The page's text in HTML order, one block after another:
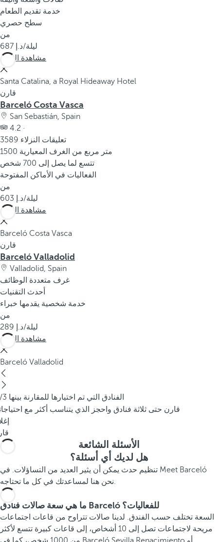
خدمة تقديم الطعام
سطح حصري
من
687
/ليلة
مشاهدة المزيد
Santa Catalina, a Royal Hideaway Hotel
قارن
Barceló Costa Vasca
San Sebastián, Spain
4.2 ·
3589 تعليقات النزلاء
1500 متر مربع من الغرف المعيارية
تتسع لما يصل إلى 700 شخص
الفعاليات في الأماكن المفتوحة
من
603
/ليلة
مشاهدة المزيد
Barceló Costa Vasca
قارن
Barceló Valladolid
Valladolid, Spain
غرف متعددة الوظائف
أحدث التقنيات
خدمة شخصية يقدمها خبراء
من
289
/ليلة
مشاهدة المزيد
Barceló Valladolid
/3 الفنادق التي تم اختيارها للمقارنة بينها
قارن حتى ثلاثة فنادق واحجز الذي يتناسب أكثر مع
الأسئلة الشائعة
هل لديك أي أسئلة؟
تنظيم حدث يمكن أن يثير العديد من التساؤلات. في Meet Barceló
نحن هنا لمساعدتك في كل ما تحتاجه.
ما هي سعة صالات فنادق Barceló للفعاليات؟
السعة تختلف حسب الفندق. لدينا صالات تتراوح من قاعات اجتماعات
مريحة لاجتماعات تصل إلى 10 أشخاص، إلى قاعات كبيرة تتسع لأكثر